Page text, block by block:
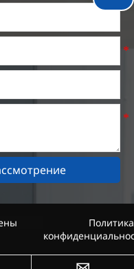
как CE, SGS и
изготавливать
и разумную
и теперь имеем
складов
по всему
Политика